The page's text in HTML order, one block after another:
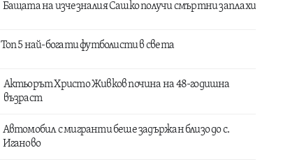
Бащата на изчезналия Сашко получи смъртни заплахи
Топ 5 най-богати футболисти в света
Актьорът Христо Живков почина на 48-годишна
възраст
Автомобил с мигранти беше задържан близо до с.
Иганово